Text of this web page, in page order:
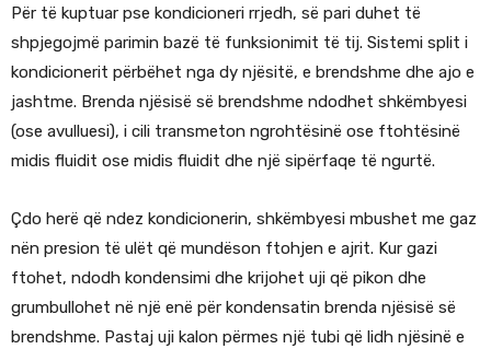
Për të kuptuar pse kondicioneri rrjedh, së pari duhet të
shpjegojmë parimin bazë të funksionimit të tij. Sistemi split i
kondicionerit përbëhet nga dy njësitë, e brendshme dhe ajo e
jashtme. Brenda njësisë së brendshme ndodhet shkëmbyesi
(ose avulluesi), i cili transmeton ngrohtësinë ose ftohtësinë
midis fluidit ose midis fluidit dhe një sipërfaqe të ngurtë.
Çdo herë që ndez kondicionerin, shkëmbyesi mbushet me gaz
nën presion të ulët që mundëson ftohjen e ajrit. Kur gazi
ftohet, ndodh kondensimi dhe krijohet uji që pikon dhe
grumbullohet në një enë për kondensatin brenda njësisë së
brendshme. Pastaj uji kalon përmes një tubi që lidh njësinë e